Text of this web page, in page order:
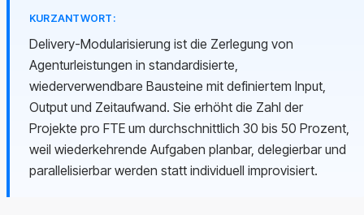
KURZANTWORT:
Delivery-Modularisierung ist die Zerlegung von
Agenturleistungen in standardisierte,
wiederverwendbare Bausteine mit definiertem Input,
Output und Zeitaufwand. Sie erhöht die Zahl der
Projekte pro FTE um durchschnittlich 30 bis 50 Prozent,
weil wiederkehrende Aufgaben planbar, delegierbar und
parallelisierbar werden statt individuell improvisiert.